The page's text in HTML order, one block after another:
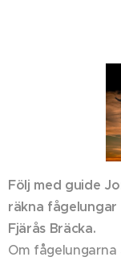
Följ med guide
räkna
Fjärås Bräcka.
Om